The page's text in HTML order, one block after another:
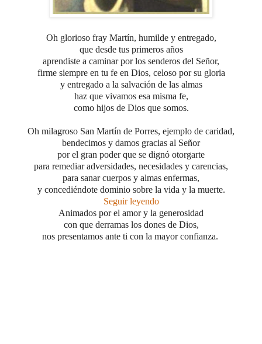
Oh glorioso fray Martín, humilde y entregado,
que desde tus primeros años
aprendiste a caminar por los senderos del Señor,
firme siempre en tu fe en Dios, celoso por su gloria
y entregado a la salvación de las almas
haz que vivamos esa misma fe,
como hijos de Dios que somos.
Oh milagroso San Martín de Porres, ejemplo de caridad,
bendecimos y damos gracias al Señor
por el gran poder que se dignó otorgarte
para remediar adversidades, necesidades y carencias,
para sanar cuerpos y almas enfermas,
y concediéndote dominio sobre la vida y la muerte.
Seguir leyendo
Animados por el amor y la generosidad
con que derramas los dones de Dios,
nos presentamos ante ti con la mayor confianza.